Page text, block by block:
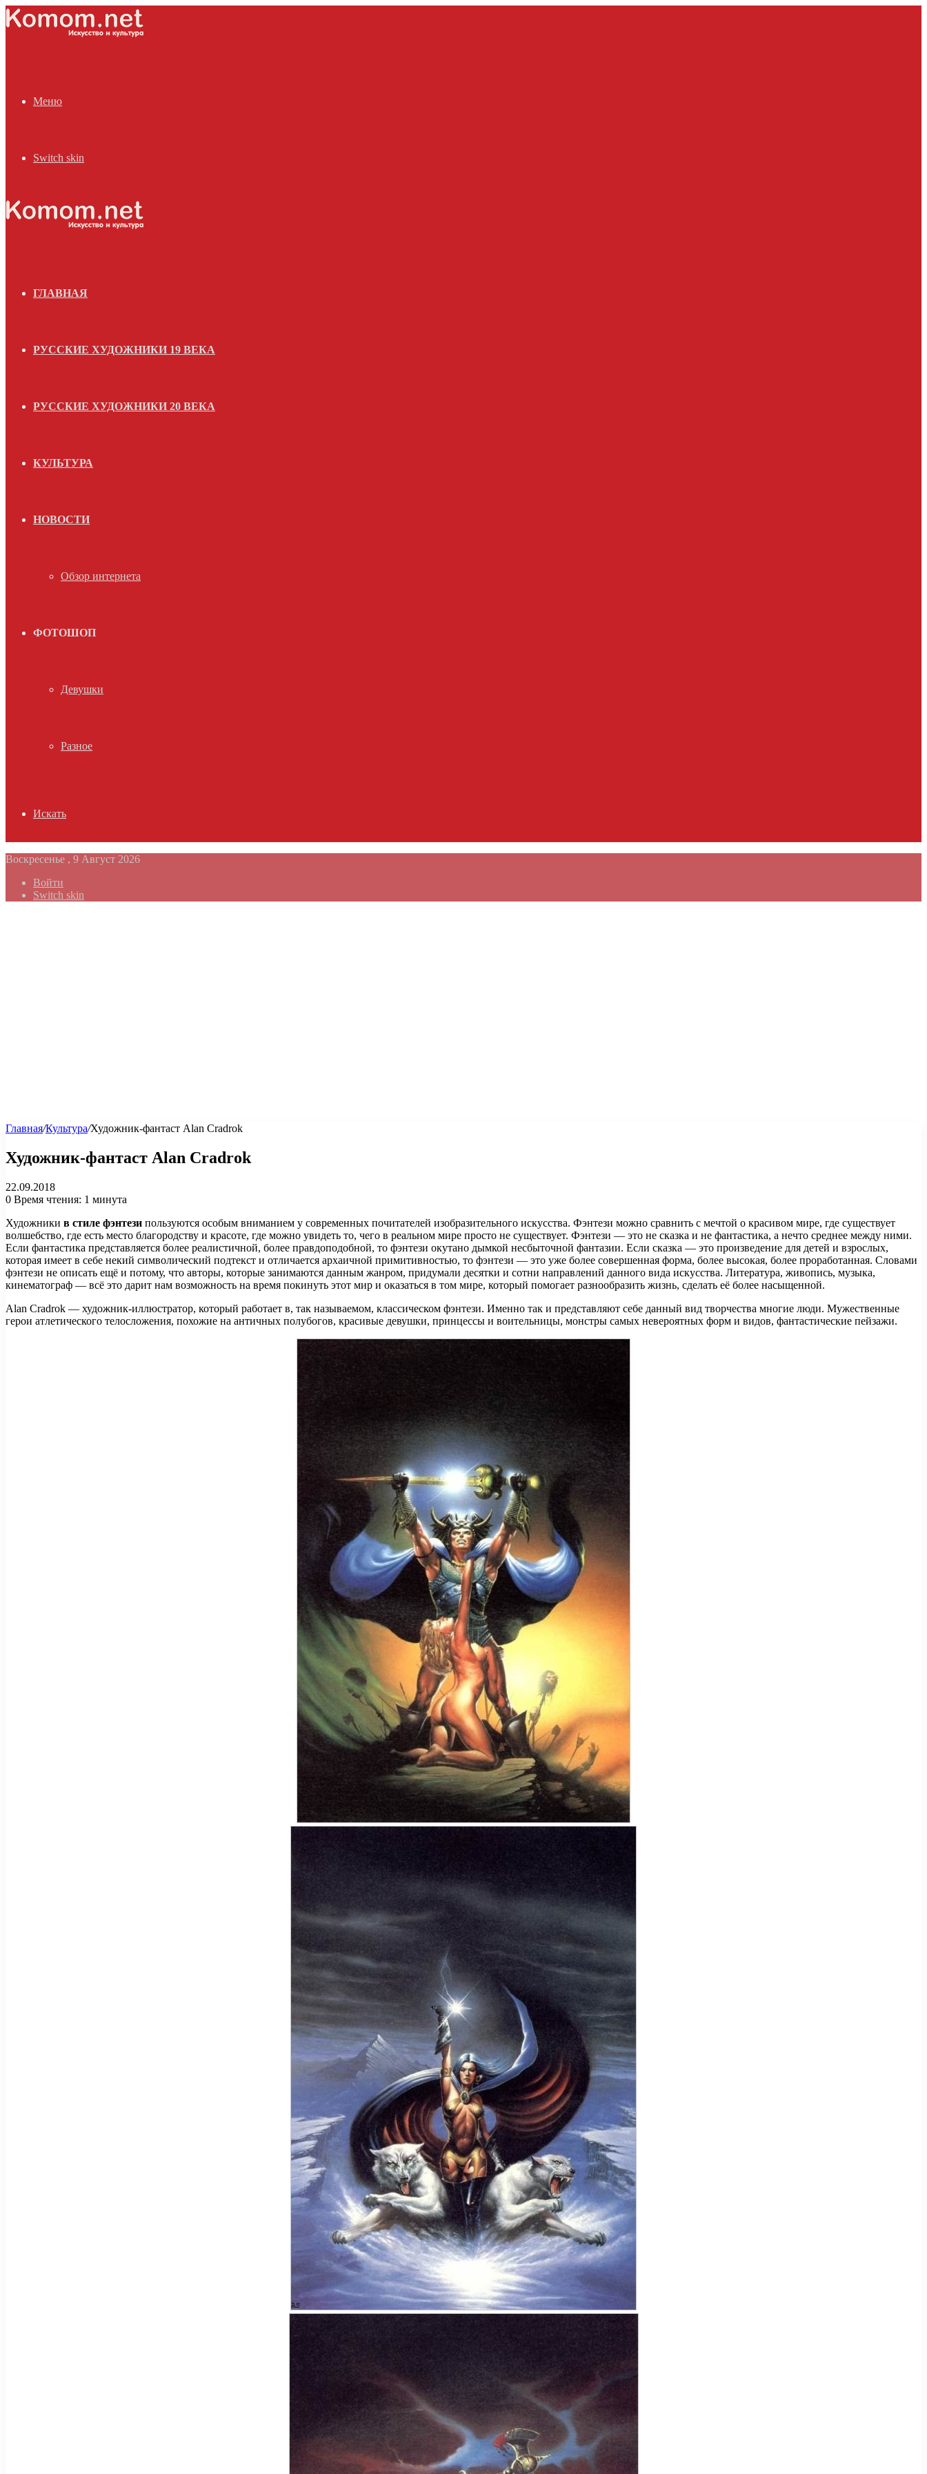
Меню
Switch skin
ГЛАВНАЯ
РУССКИЕ ХУДОЖНИКИ 19 ВЕКА
РУССКИЕ ХУДОЖНИКИ 20 ВЕКА
КУЛЬТУРА
НОВОСТИ
Обзор интернета
ФОТОШОП
Девушки
Разное
Искать
Воскресенье , 9 Август 2026
Войти
Switch skin
Главная/Культура/Художник-фантаст Alan Cradrok
Художник-фантаст Alan Cradrok
22.09.2018
0 Время чтения: 1 минута
Художники в стиле фэнтези пользуются особым вниманием у современных почитателей изобразительного искусства. Фэнтези можно сравнить с мечтой о красивом мире, где существует
волшебство, где есть место благородству и красоте, где можно увидеть то, чего в реальном мире просто не существует. Фэнтези — это не сказка и не фантастика, а нечто среднее между ними.
Если фантастика представляется более реалистичной, более правдоподобной, то фэнтези окутано дымкой несбыточной фантазии. Если сказка — это произведение для детей и взрослых,
которая имеет в себе некий символический подтекст и отличается архаичной примитивностью, то фэнтези — это уже более совершенная форма, более высокая, более проработанная. Словами
фэнтези не описать ещё и потому, что авторы, которые занимаются данным жанром, придумали десятки и сотни направлений данного вида искусства. Литература, живопись, музыка,
кинематограф — всё это дарит нам возможность на время покинуть этот мир и оказаться в том мире, который помогает разнообразить жизнь, сделать её более насыщенной.
Alan Cradrok — художник-иллюстратор, который работает в, так называемом, классическом фэнтези. Именно так и представляют себе данный вид творчества многие люди. Мужественные
герои атлетического телосложения, похожие на античных полубогов, красивые девушки, принцессы и воительницы, монстры самых невероятных форм и видов, фантастические пейзажи.